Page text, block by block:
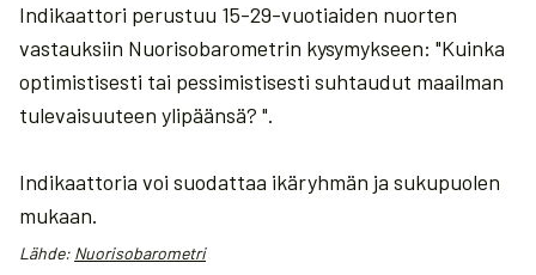
Indikaattori perustuu 15-29-vuotiaiden nuorten
vastauksiin Nuorisobarometrin kysymykseen: "Kuinka
optimistisesti tai pessimistisesti suhtaudut maailman
tulevaisuuteen ylipäänsä? ".
Indikaattoria voi suodattaa ikäryhmän ja sukupuolen
mukaan.
Lähde: Nuorisobarometri